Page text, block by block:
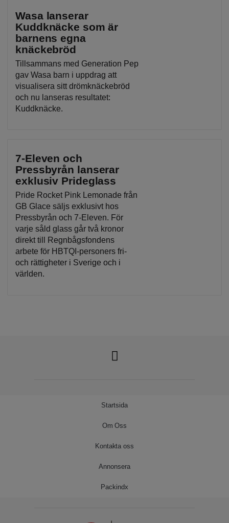
Wasa lanserar
Kuddknäcke som är
barnens egna
knäckebröd
Tillsammans med Generation Pep
gav Wasa barn i uppdrag att
visualisera sitt drömknäckebröd
och nu lanseras resultatet:
Kuddknäcke.
7-Eleven och
Pressbyrån lanserar
exklusiv Prideglass
Pride Rocket Pink Lemonade från
GB Glace säljs exklusivt hos
Pressbyrån och 7-Eleven. För
varje såld glass går två kronor
direkt till Regnbågsfondens
arbete för HBTQI-personers fri-
och rättigheter i Sverige och i
världen.
Startsida
Om Oss
Kontakta oss
Annonsera
Packindx